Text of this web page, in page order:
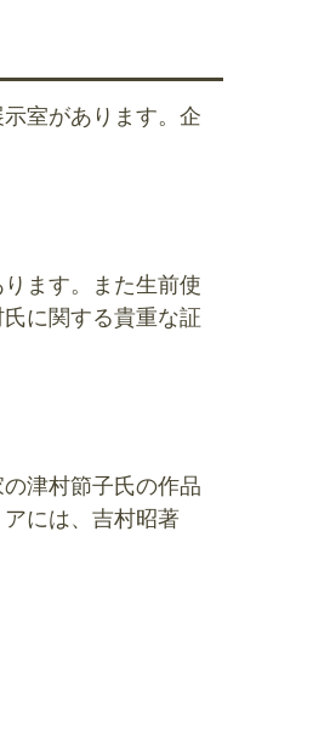
室があります。企
ます。また生前使
に関する貴重な証
津村節子氏の作品
には、吉村昭著